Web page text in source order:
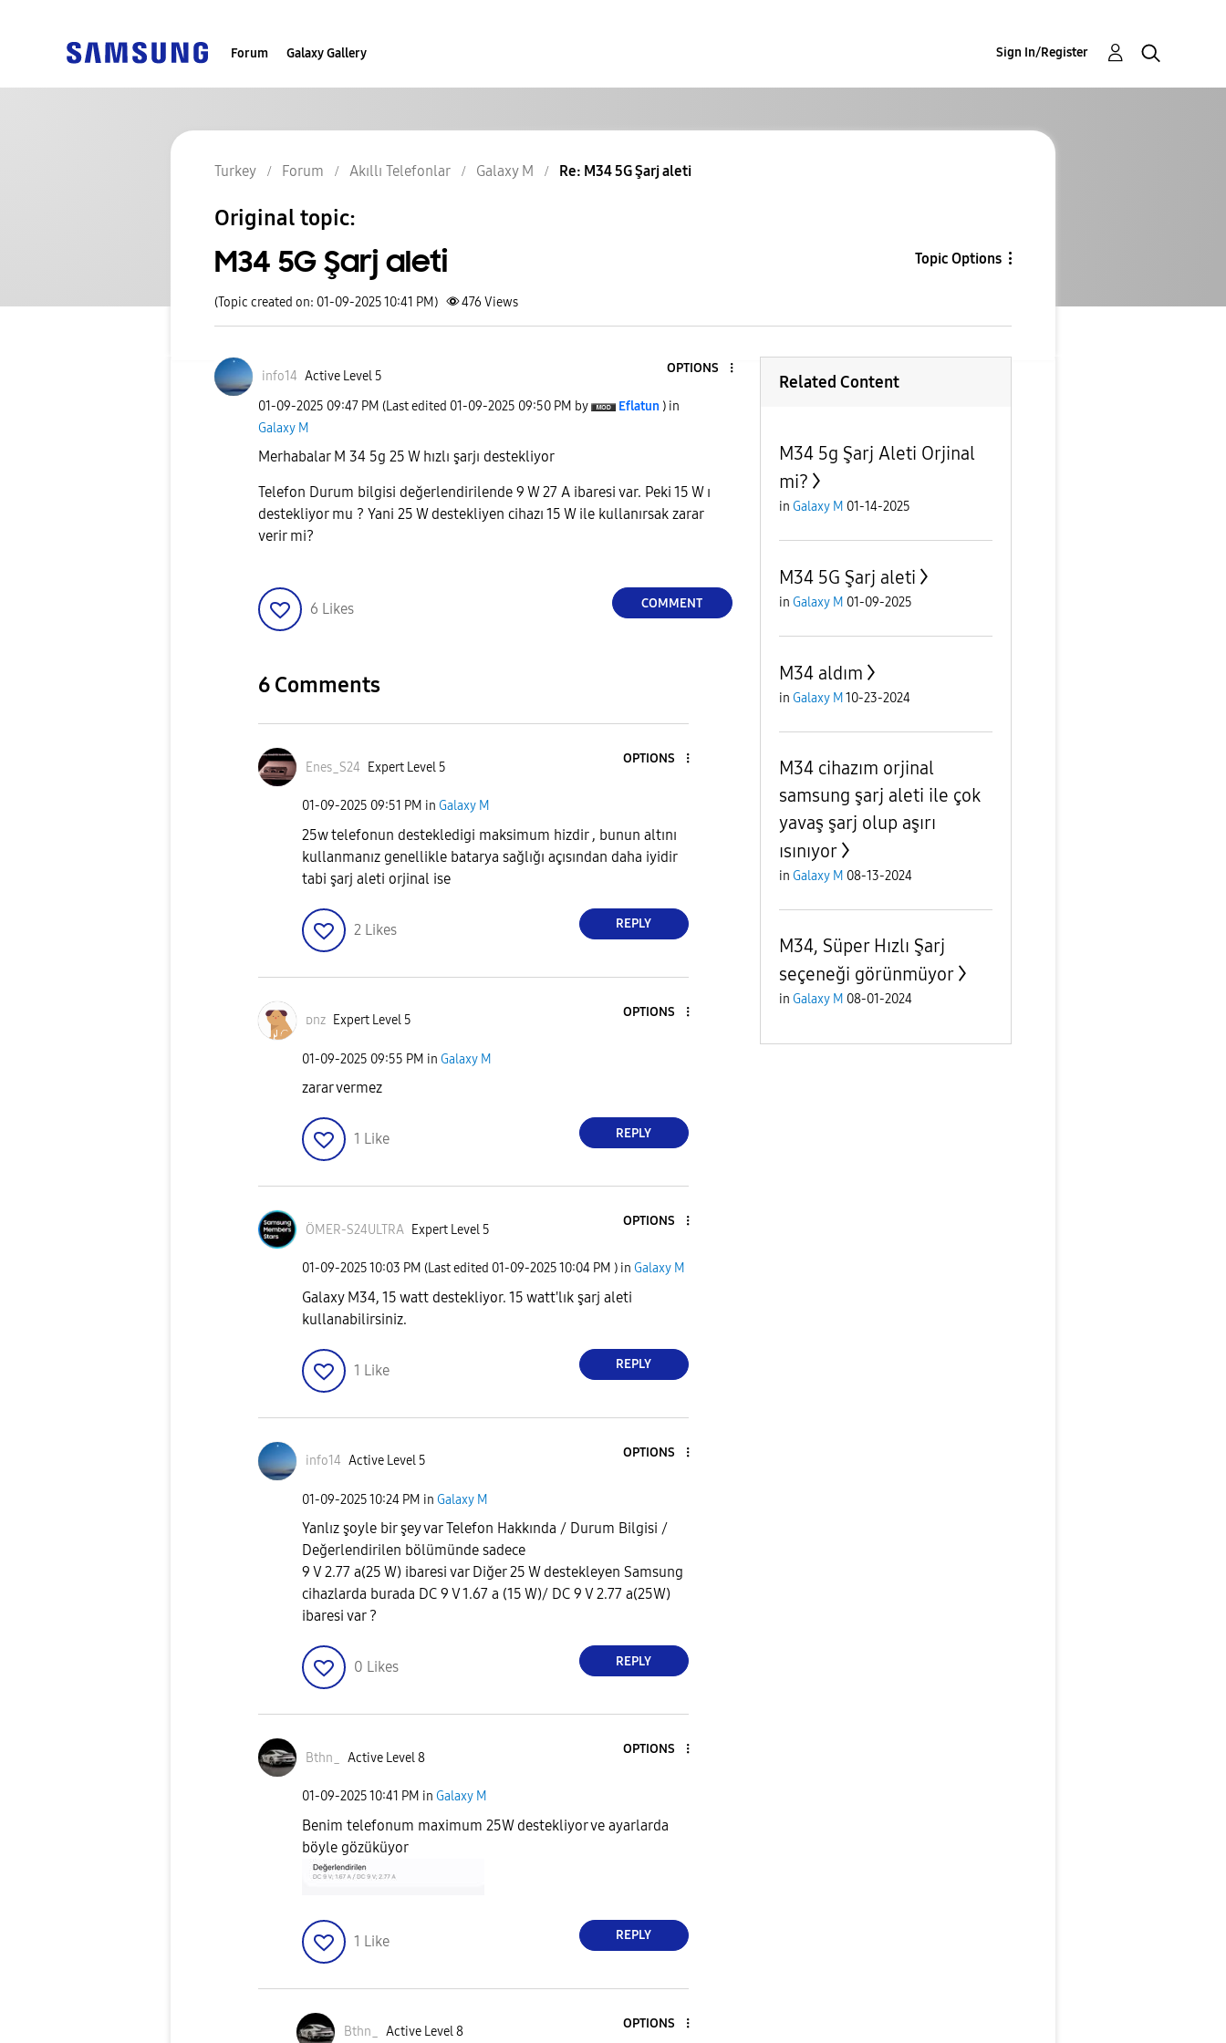
Forum Galaxy Gallery Sign In/Register
Turkey Forum Akıllı Telefonlar Galaxy M Re: M34 5G Şarj aleti
Original topic:
M34 5G Şarj aleti Topic Options
(Topic created on: 01-09-2025 10:41 PM) 476 Views
info14 Active Level 5
OPTIONS
‎01-09-2025 09:47 PM (Last edited ‎01-09-2025 09:50 PM by Eflatun ) in
Galaxy M
Merhabalar M 34 5g 25 W hızlı şarjı destekliyor
Telefon Durum bilgisi değerlendirilende 9 W 27 A ibaresi var. Peki 15 W ı
destekliyor mu ? Yani 25 W destekliyen cihazı 15 W ile kullanırsak zarar
verir mi?
6 Likes COMMENT
6 Comments
Enes_S24 Expert Level 5
OPTIONS
‎01-09-2025 09:51 PM in Galaxy M
25w telefonun destekledigi maksimum hizdir , bunun altını
kullanmanız genellikle batarya sağlığı açısından daha iyidir
tabi şarj aleti orjinal ise
2 Likes REPLY
ᴅnz Expert Level 5
OPTIONS
‎01-09-2025 09:55 PM in Galaxy M
zarar vermez
1 Like REPLY
ÖMER-S24ULTRA Expert Level 5
OPTIONS
‎01-09-202510:03 PM (Last edited ‎01-09-202510:04 PM ) in Galaxy M
Galaxy M34, 15 watt destekliyor. 15 watt'lık şarj aleti
kullanabilirsiniz.
1 Like REPLY
info14 Active Level 5
OPTIONS
‎01-09-202510:24 PM in Galaxy M
Yanlız şoyle bir şey var Telefon Hakkında / Durum Bilgisi /
Değerlendirilen bölümünde sadece
9 V 2.77 a(25 W) ibaresi var Diğer 25 W destekleyen Samsung
cihazlarda burada DC 9 V 1.67 a (15 W)/ DC 9 V 2.77 a(25W)
ibaresi var ?
0 Likes REPLY
Bthn_ Active Level 8
OPTIONS
‎01-09-202510:41 PM in Galaxy M
Benim telefonum maximum 25W destekliyor ve ayarlarda
böyle gözüküyor
1 Like REPLY
Bthn_ Active Level 8
OPTIONS
Related Content
M34 5g Şarj Aleti Orjinal
mi?
in Galaxy M 01-14-2025
M34 5G Şarj aleti
in Galaxy M 01-09-2025
M34 aldım
in Galaxy M 10-23-2024
M34 cihazım orjinal
samsung şarj aleti ile çok
yavaş şarj olup aşırı
ısınıyor
in Galaxy M 08-13-2024
M34, Süper Hızlı Şarj
seçeneği görünmüyor
in Galaxy M 08-01-2024